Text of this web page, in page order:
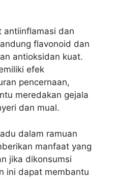
antiinflamasi dan
flavonoid dan
antioksidan kuat.
efek
pencernaan,
meredakan gejala
dan mual.
dalam ramuan
manfaat yang
jika dikonsumsi
ini dapat membantu